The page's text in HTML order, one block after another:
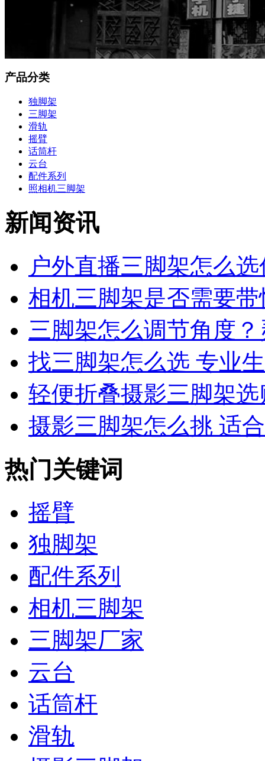
产品分类
独脚架
三脚架
滑轨
摇臂
话筒杆
云台
配件系列
照相机三脚架
新闻资讯
户外直播三脚架怎么
相机三脚架是否需要带
三脚架怎么调节角度
找三脚架怎么选 专业
轻便折叠摄影三脚架
摄影三脚架怎么挑 适
热门关键词
摇臂
独脚架
配件系列
相机三脚架
三脚架厂家
云台
话筒杆
滑轨